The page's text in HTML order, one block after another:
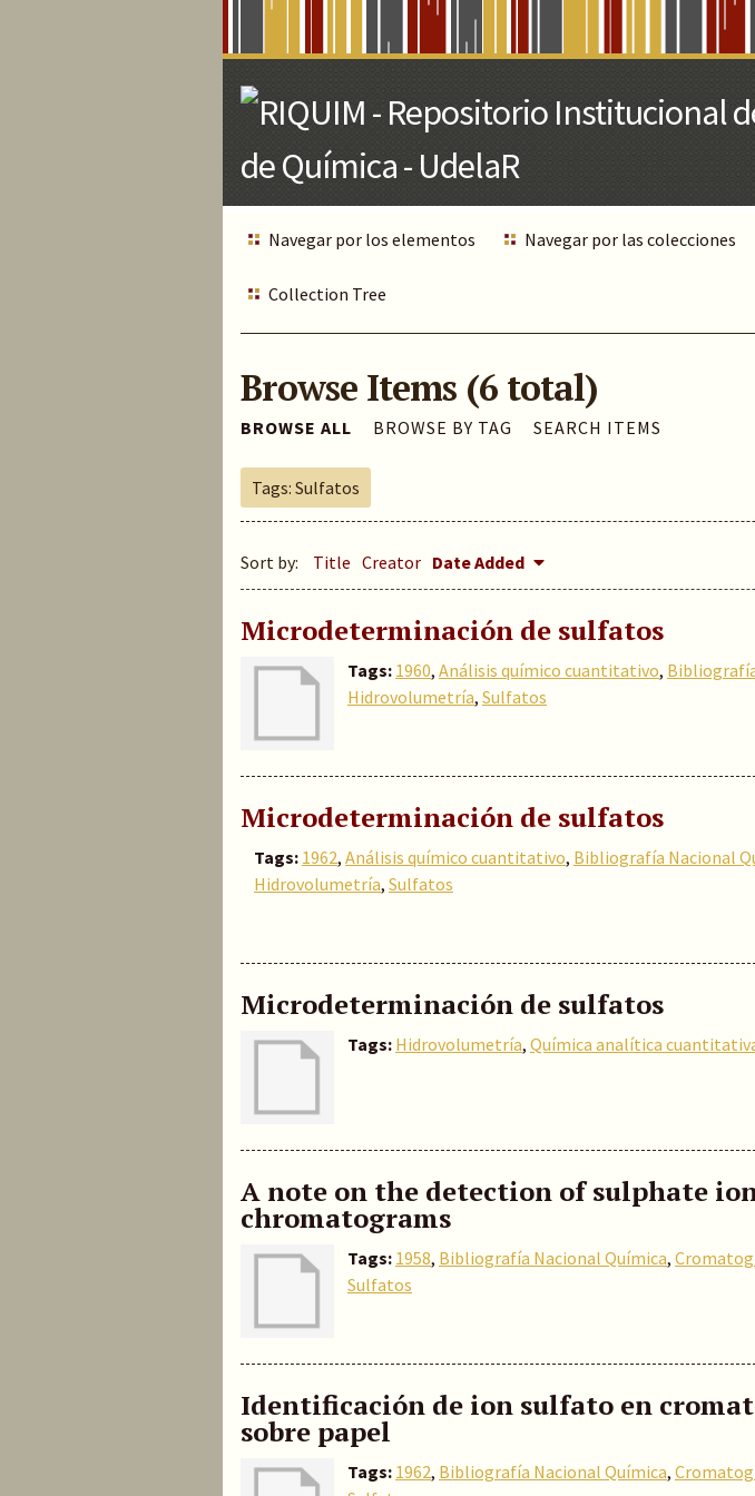
Navegar por los elementos Navegar por las colecciones
Collection Tree
Browse Items (6 total)
BROWSE ALL BROWSE BY TAG SEARCH ITEMS
Tags: Sulfatos
Sort by: Title Creator Date Added
Microdeterminación de sulfatos
Tags: 1960, Análisis químico cuantitativo,
Hidrovolumetría, Sulfatos
Microdeterminación de sulfatos
Tags: 1962, Análisis químico cuantitativo, Bibliografía Nacional
Hidrovolumetría, Sulfatos
Microdeterminación de sulfatos
Tags: Hidrovolumetría, Química analítica
A note on the detection of sulphate
chromatograms
Tags: 1958, Bibliografía Nacional Química,
Sulfatos
Identificación de ion sulfato en
sobre papel
Tags: 1962, Bibliografía Nacional Química,